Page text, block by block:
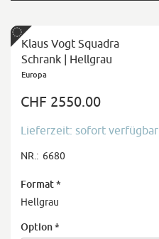
Klaus Vogt Squadra
Schrank | Hellgrau
Europa
CHF 2550.00
Lieferzeit: sofort verfügbar
NR.: 6680
Format*
Hellgrau
Option*